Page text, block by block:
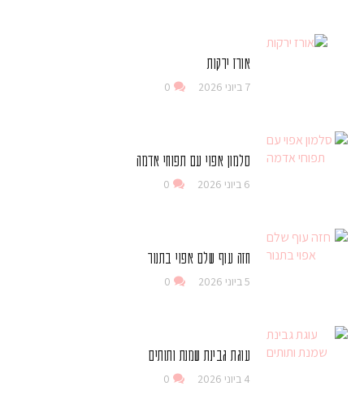
אורז ירקות
7 ביוני 2026 0
סלמון אפוי עם תפוחי אדמה
6 ביוני 2026 0
חזה עוף שלם אפוי בתנור
5 ביוני 2026 0
עוגת גבינת שמנת ותותים
4 ביוני 2026 0